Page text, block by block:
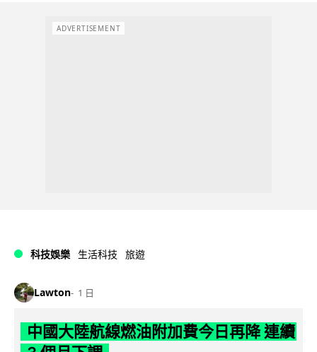
ADVERTISEMENT
科技娛樂 生活科技 旅遊
Lawton 1 日
中國大陸航線燃油附加費今日再降 連續